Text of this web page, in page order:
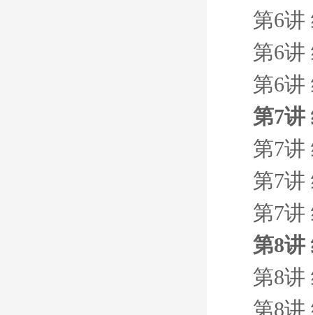
第6讲
第6讲
第6讲
第7讲
第7讲
第7讲
第7讲
第8讲
第8讲
第8讲